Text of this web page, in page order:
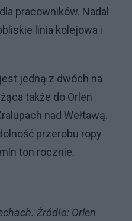
pracowników. Nadal
linia kolejowa i
jedną z dwóch na
także do Orlen
nad Wełtawą.
przerobu ropy
ton rocznie.
Źródło: Orlen